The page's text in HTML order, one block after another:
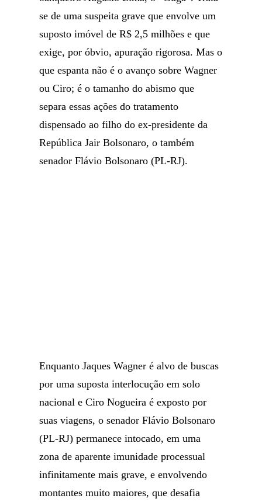
se de uma suspeita grave que envolve um
suposto imóvel de R$ 2,5 milhões e que
exige, por óbvio, apuração rigorosa. Mas o
que espanta não é o avanço sobre Wagner
ou Ciro; é o tamanho do abismo que
separa essas ações do tratamento
dispensado ao filho do ex-presidente da
República Jair Bolsonaro, o também
senador Flávio Bolsonaro (PL-RJ).
Enquanto Jaques Wagner é alvo de buscas
por uma suposta interlocução em solo
nacional e Ciro Nogueira é exposto por
suas viagens, o senador Flávio Bolsonaro
(PL-RJ) permanece intocado, em uma
zona de aparente imunidade processual
infinitamente mais grave, e envolvendo
montantes muito maiores, que desafia